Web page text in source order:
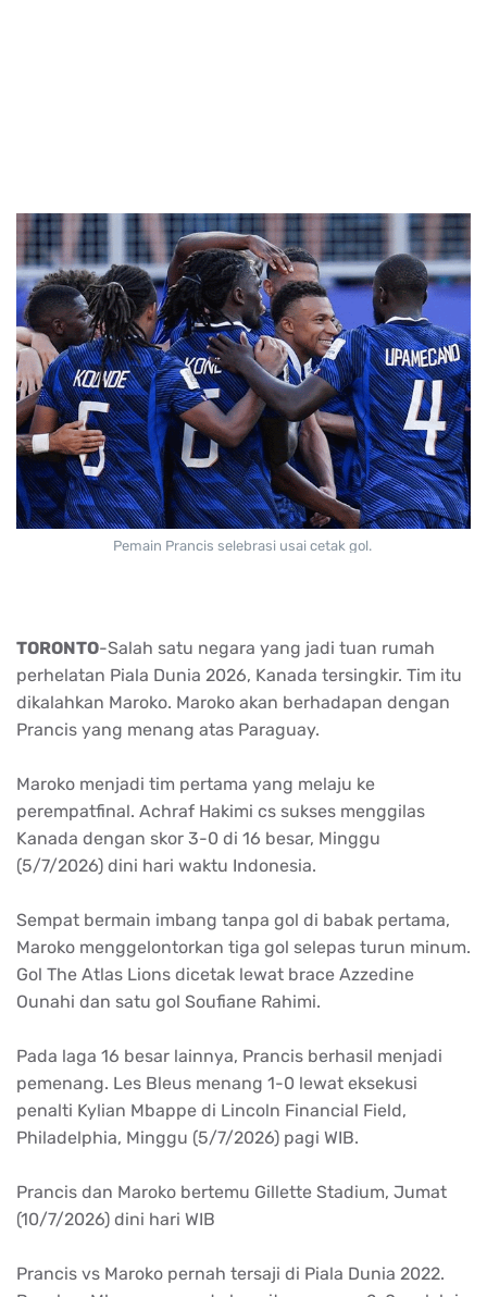
Pemain Prancis selebrasi usai cetak gol.
TORONTO-Salah satu negara yang jadi tuan rumah
perhelatan Piala Dunia 2026, Kanada tersingkir. Tim itu
dikalahkan Maroko. Maroko akan berhadapan dengan
Prancis yang menang atas Paraguay.
Maroko menjadi tim pertama yang melaju ke
perempatfinal. Achraf Hakimi cs sukses menggilas
Kanada dengan skor 3-0 di 16 besar, Minggu
(5/7/2026) dini hari waktu Indonesia.
Sempat bermain imbang tanpa gol di babak pertama,
Maroko menggelontorkan tiga gol selepas turun minum.
Gol The Atlas Lions dicetak lewat brace Azzedine
Ounahi dan satu gol Soufiane Rahimi.
Pada laga 16 besar lainnya, Prancis berhasil menjadi
pemenang. Les Bleus menang 1-0 lewat eksekusi
penalti Kylian Mbappe di Lincoln Financial Field,
Philadelphia, Minggu (5/7/2026) pagi WIB.
Prancis dan Maroko bertemu Gillette Stadium, Jumat
(10/7/2026) dini hari WIB
Prancis vs Maroko pernah tersaji di Piala Dunia 2022.